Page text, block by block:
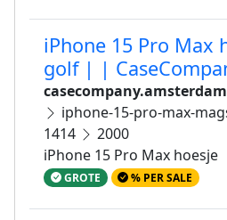
iPhone 15 Pro Max
golf | |
casecompany.amsterdam
iphone-15-pro-max-
1414
2000
iPhone 15 Pro Max hoesje
GROTE % PER SALE